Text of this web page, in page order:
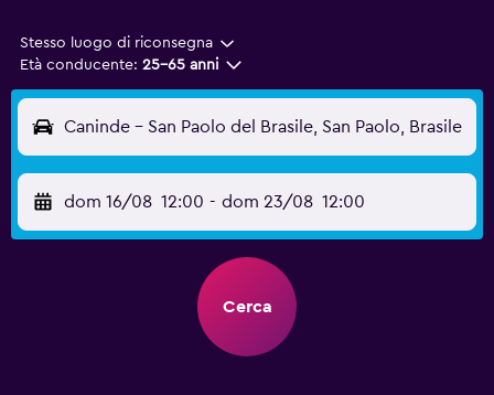
Stesso luogo di riconsegna
Età conducente: 25-65 anni
Caninde - San Paolo del Brasile, San Paolo, Brasile
dom 16/08 12:00 - dom 23/08 12:00
Cerca